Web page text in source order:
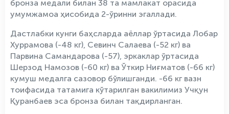
бронза медали билан 38 та мамлакат орасида
умумжамоа ҳисобида 2-ўринни эгаллади.
Дастлабки кунги баҳсларда аёллар ўртасида Лобар
Хуррамова (-48 кг), Севинч Салаева (-52 кг) ва
Парвина Самандарова (-57), эркаклар ўртасида
Шерзод Намозов (-60 кг) ва Ўткир Ниғматов (-66 кг)
кумуш медалга сазовор бўлишганди. -66 кг вазн
тоифасида татамига кўтарилган вакилимиз Учқун
Қуранбаев эса бронза билан тақдирланган.